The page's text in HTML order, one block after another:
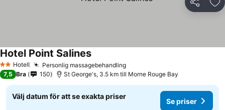
Dela
2 Stjärnor
Hotell Personlig massagebehandling
Hotel Point Salines
7,5 Bra 150 St George's, 3.5 km till Morne Rouge Bay
Välj datum för att se exakta priser
Se priser